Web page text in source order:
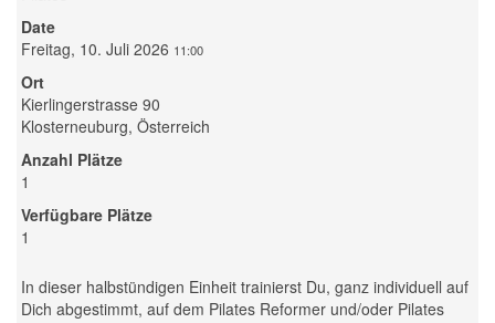
Date
Freitag, 10. Juli 2026 11:00
Ort
Kierlingerstrasse 90
Klosterneuburg, Österreich
Anzahl Plätze
1
Verfügbare Plätze
1
In dieser halbstündigen Einheit trainierst Du, ganz individuell auf
Dich abgestimmt, auf dem Pilates Reformer und/oder Pilates